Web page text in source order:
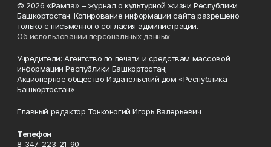
© 2026 «Рампа» – журнал о культурной жизни Республики
Башкортостан. Копирование информации сайта разрешено
только с письменного согласия администрации.
Об использовании персональных данных
Учредители: Агентство по печати и средствам массовой
информации Республики Башкортостан;
Акционерное общество Издательский дом «Республика
Башкортостан»
Главный редактор Тонконогий Игорь Валерьевич
Телефон
8-347-223-21-90